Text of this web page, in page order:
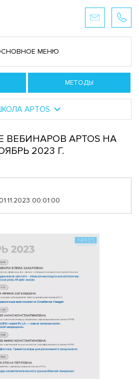
МЕНЮ
МЕТОДЫ
APTOS
ВЕБИНАРОВ APTOS НА
2023 Г.
00:01:00